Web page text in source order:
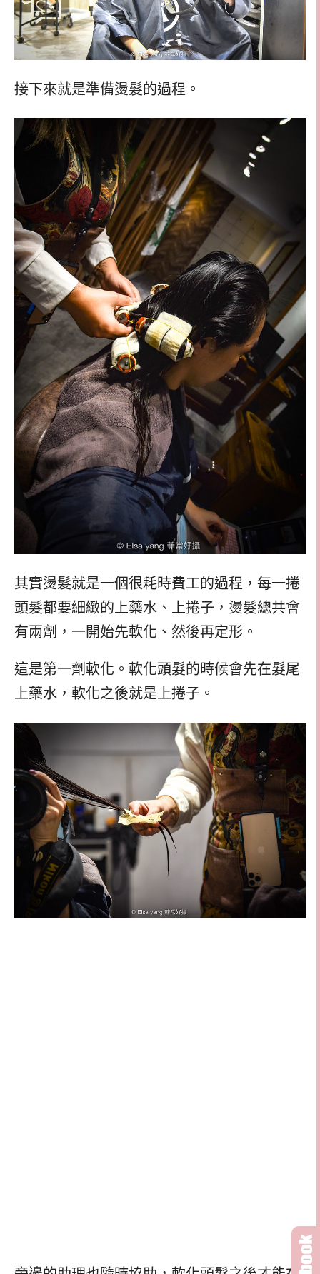
接下來就是準備燙髮的過程。
其實燙髮就是一個很耗時費工的過程，每一捲
頭髮都要細緻的上藥水、上捲子，燙髮總共會
有兩劑，一開始先軟化、然後再定形。
這是第一劑軟化。軟化頭髮的時候會先在髮尾
上藥水，軟化之後就是上捲子。